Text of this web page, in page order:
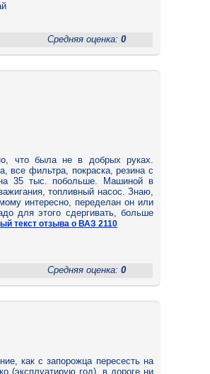
Средняя оценка: 0
что была не в добрых руках.
все фильтра, покраска, резина с
35 тыс. побольше. Машиной в
топливный насос. Знаю,
интересно, переделан он или
для этого сдергивать, больше
текст отзыва о ВАЗ 2110
Средняя оценка: 0
как с запорожца пересесть на
(эксплуатирую год), в дороге ни